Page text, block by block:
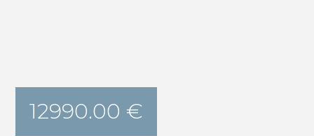
12990.00 €